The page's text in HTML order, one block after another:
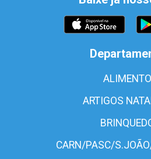
ARTIGOS
CARN/PASC/